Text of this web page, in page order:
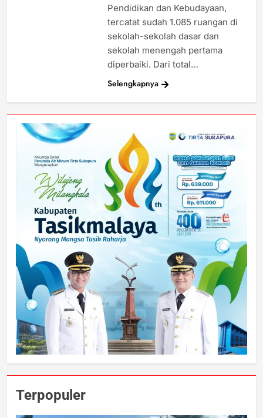
Pendidikan dan Kebudayaan,
tercatat sudah 1.085 ruangan di
sekolah-sekolah dasar dan
sekolah menengah pertama
diperbaiki. Dari total…
Selengkapnya
Terpopuler